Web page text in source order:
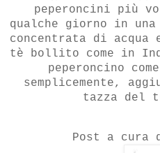
peperoncini più
qualche giorno in una
concentrata di
tè bollito come in
peperoncino
semplicemente,
tazza del
Post a cura